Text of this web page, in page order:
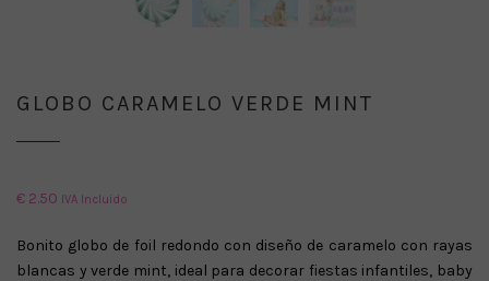
GLOBO CARAMELO VERDE MINT
€ 2.50 IVA Incluido
Bonito globo de foil redondo con diseño de caramelo con rayas
blancas y verde mint, ideal para decorar fiestas infantiles, baby